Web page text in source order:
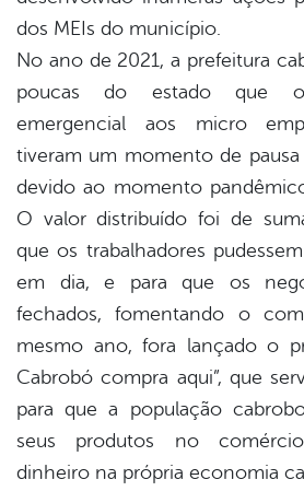
dos MEIs do município.
No ano de 2021, a prefeitura
poucas do estado que
emergencial aos micro
tiveram um momento de pausa
devido ao momento
O valor distribuído foi de
que os trabalhadores
em dia, e para que os
fechados, fomentando o
mesmo ano, fora lançado o
Cabrobó compra aqui”, que
para que a população
seus produtos no
dinheiro na própria economia